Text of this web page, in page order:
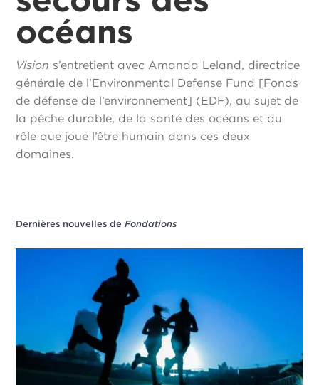
océans
Vision s’entretient avec Amanda Leland, directrice
générale de l’Environmental Defense Fund [Fonds
de défense de l’environnement] (EDF), au sujet de
la pêche durable, de la santé des océans et du
rôle que joue l’être humain dans ces deux
domaines.
Dernières nouvelles deFondations